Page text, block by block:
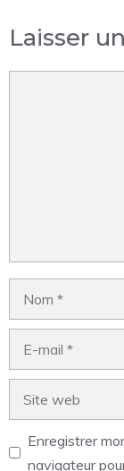
Laisser
Enregistrer
navigateur